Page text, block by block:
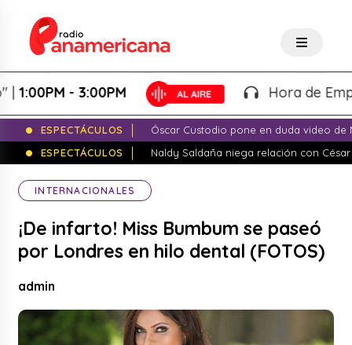
- 3:00PM Hora de
ESPECTÁCULOS
Óscar Custodio pone en duda video de
ESPECTÁCULOS
Naldy Saldaña niega relación con
INTERNACIONALES
¡De infarto! Miss Bumbum se paseó
por Londres en hilo dental (FOTOS)
admin